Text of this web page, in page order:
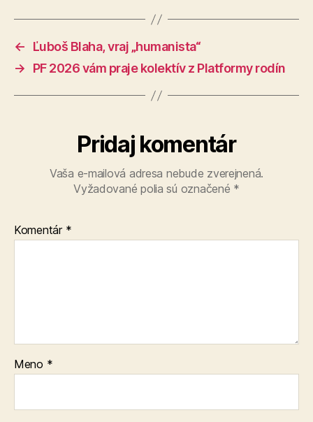
←
Ľuboš Blaha, vraj „humanista“
→
PF 2026 vám praje kolektív z Platformy rodín
Pridaj komentár
Vaša e-mailová adresa nebude zverejnená.
Vyžadované polia sú označené *
Komentár *
Meno *